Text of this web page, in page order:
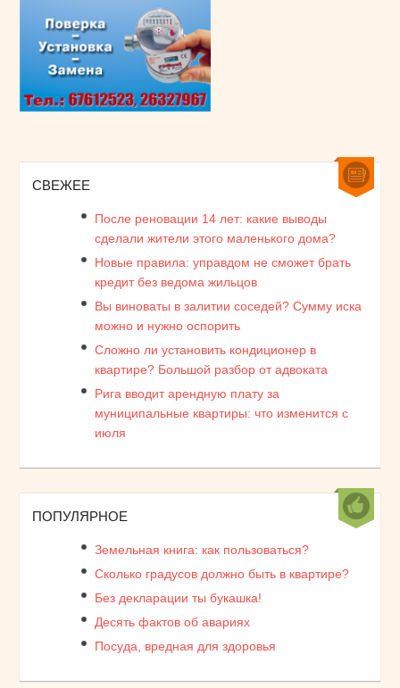
СВЕЖЕЕ
После реновации 14 лет: какие выводы
сделали жители этого маленького дома?
Новые правила: управдом не сможет брать
кредит без ведома жильцов
Вы виноваты в залитии соседей? Сумму иска
можно и нужно оспорить
Сложно ли установить кондиционер в
квартире? Большой разбор от адвоката
Рига вводит арендную плату за
муниципальные квартиры: что изменится с
июля
ПОПУЛЯРНОЕ
Земельная книга: как пользоваться?
Сколько градусов должно быть в квартире?
Без декларации ты букашка!
Десять фактов об авариях
Посуда, вредная для здоровья